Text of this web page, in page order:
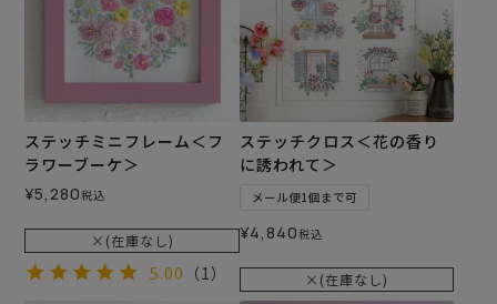
ステッチミニフレーム＜フ
ラワーブーケ＞
¥5,280税込
×(在庫なし)
5.00 （1）
ステッチクロス＜花の香り
に誘われて＞
メール便1個まで可
¥4,840税込
×(在庫なし)